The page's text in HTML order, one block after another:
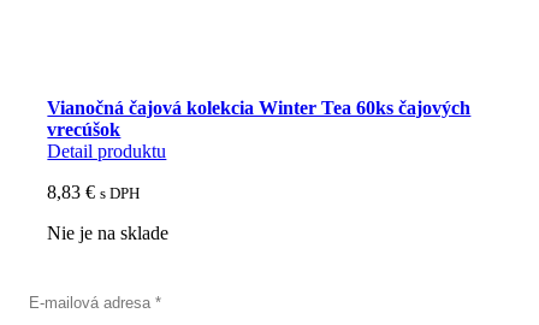
Vianočná čajová kolekcia Winter Tea 60ks čajových
vrecúšok
Detail produktu
8,83€ s DPH
Nie je na sklade